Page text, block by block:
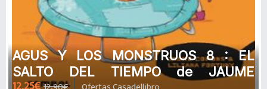
AGUS Y LOS MONSTRUOS 8 : EL
SALTO DEL TIEMPO de JAUME